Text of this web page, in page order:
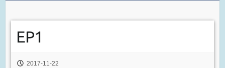
EP1
2017-11-22